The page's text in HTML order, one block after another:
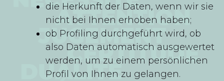
die Herkunft der Daten, wenn wir sie
nicht bei Ihnen erhoben haben;
ob Profiling durchgeführt wird, ob
also Daten automatisch ausgewertet
werden, um zu einem persönlichen
Profil von Ihnen zu gelangen.